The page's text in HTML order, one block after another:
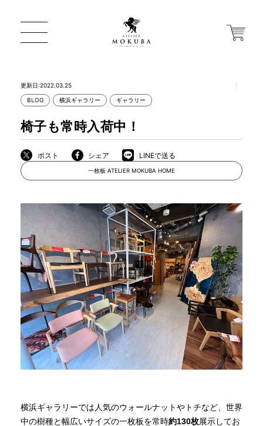
店舗から探す
MOKUBA について
商品情報
直営店
イベント
更新日:2022.03.25
BLOG 横浜ギャラリー ギャラリー
椅子も常時入荷中！
ポスト シェア LINEで送る
一枚板 ATELIER MOKUBA HOME
横浜ギャラリーでは人気のウォールナットやトチなど、世界
中の樹種と幅広いサイズの一枚板を常時約130枚展示してお